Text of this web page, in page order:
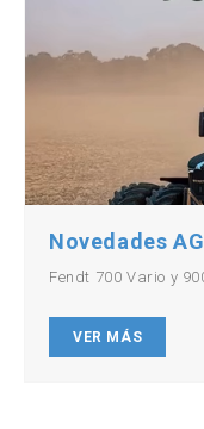
Novedades
Fendt 700 Vario y
VER MÁS